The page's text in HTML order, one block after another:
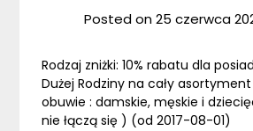
Posted on25 czerwca
Rodzaj zniżki: 10% rabatu dla
Dużej Rodziny na cały
obuwie : damskie, męskie i
nie łączą się ) (od 2017-08-01)